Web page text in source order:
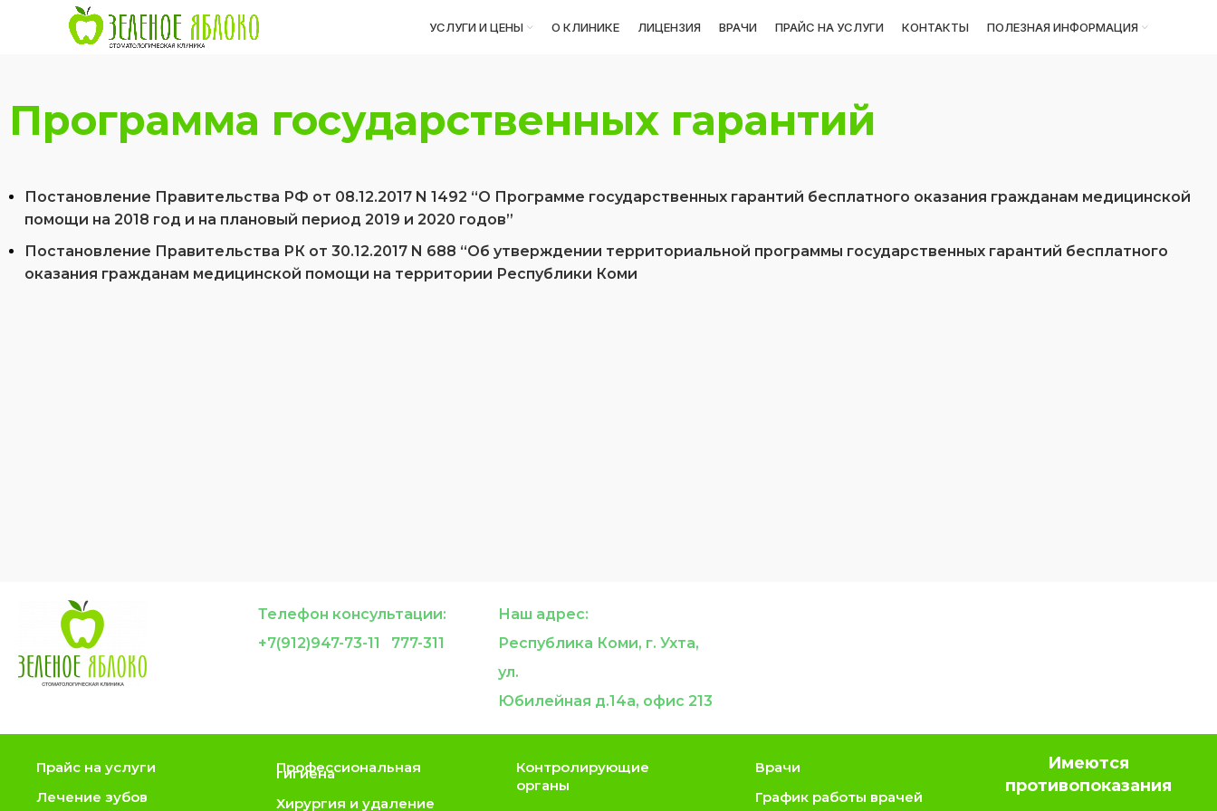
УСЛУГИ И ЦЕНЫ О КЛИНИКЕ ЛИЦЕНЗИЯ ВРАЧИ ПРАЙС НА УСЛУГИ КОНТАКТЫ ПОЛЕЗНАЯ ИНФОРМАЦИЯ
Программа государственных гарантий
Постановление Правительства РФ от 08.12.2017 N 1492 “О Программе государственных гарантий бесплатного оказания гражданам медицинской
помощи на 2018 год и на плановый период 2019 и 2020 годов”
Постановление Правительства РК от 30.12.2017 N 688 “Об утверждении территориальной программы государственных гарантий бесплатного
оказания гражданам медицинской помощи на территории Республики Коми
Телефон консультации:
+7(912)947-73-11 777-311
Наш адрес:
Республика Коми, г. Ухта,
ул.
Юбилейная д.14а, офис 213
Прайс на услуги
Лечение зубов
Профессиональная
гигиена
Хирургия и удаление
Контролирующие
органы
Врачи
График работы врачей
Имеются
противопоказания